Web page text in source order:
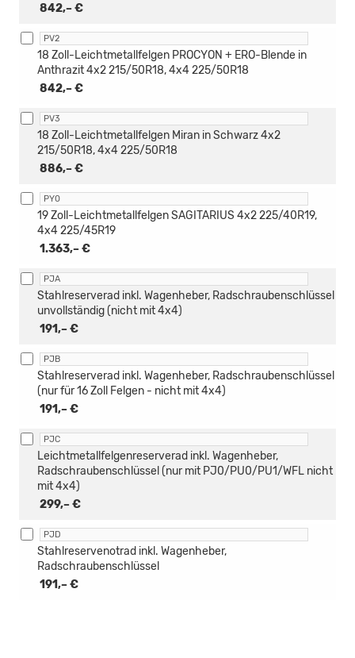
842,– €
PV2
842,– €
18 Zoll-Leichtmetallfelgen PROCYON + ERO-Blende in
Anthrazit 4x2 215/50R18, 4x4 225/50R18
PV3
886,– €
18 Zoll-Leichtmetallfelgen Miran in Schwarz 4x2
215/50R18, 4x4 225/50R18
PY0
1.363,– €
19 Zoll-Leichtmetallfelgen SAGITARIUS 4x2 225/40R19,
4x4 225/45R19
PJA
191,– €
Stahlreserverad inkl. Wagenheber, Radschraubenschlüssel
unvollständig (nicht mit 4x4)
PJB
191,– €
Stahlreserverad inkl. Wagenheber, Radschraubenschlüssel
(nur für 16 Zoll Felgen - nicht mit 4x4)
PJC
299,– €
Leichtmetallfelgenreserverad inkl. Wagenheber,
Radschraubenschlüssel (nur mit PJ0/PU0/PU1/WFL nicht
mit 4x4)
PJD
191,– €
Stahlreservenotrad inkl. Wagenheber,
Radschraubenschlüssel